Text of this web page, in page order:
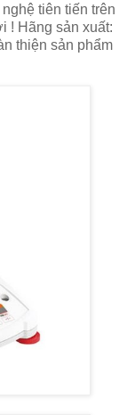
tiên tiến trên
! Hãng sản xuất:
thiện sản phẩm